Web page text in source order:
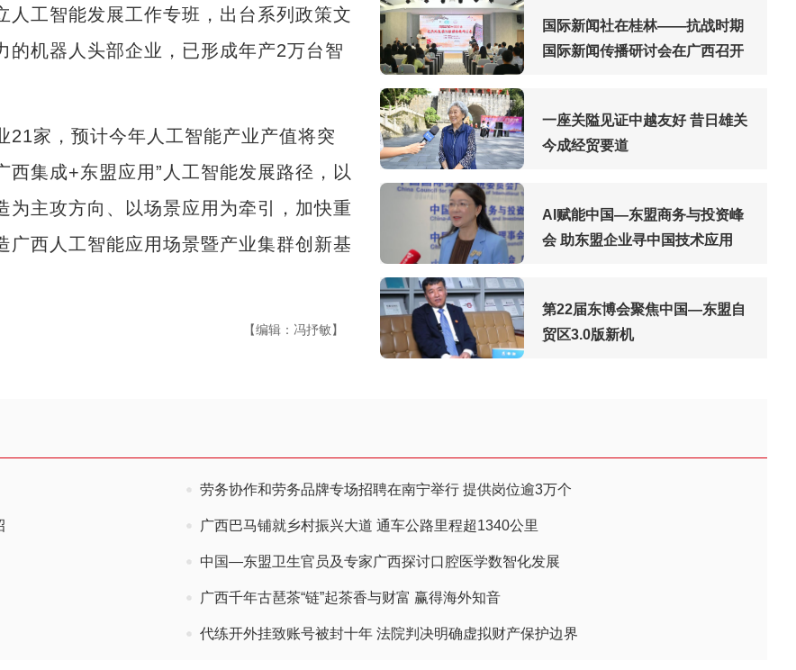
工智能发展工作专班，出台系列政策文
机器人头部企业，已形成年产2万台智
家，预计今年人工智能产业产值将突
集成+东盟应用”人工智能发展路径，以
为主攻方向、以场景应用为牵引，加快重
广西人工智能应用场景暨产业集群创新基
【编辑：冯抒敏】
国际新闻社在桂林——抗战时期
国际新闻传播研讨会在广西召开
一座关隘见证中越友好 昔日雄关
今成经贸要道
AI赋能中国—东盟商务与投资峰
会 助东盟企业寻中国技术应用
第22届东博会聚焦中国—东盟自
贸区3.0版新机
劳务协作和劳务品牌专场招聘在南宁举行 提供岗位逾3万个
广西巴马铺就乡村振兴大道 通车公路里程超1340公里
中国—东盟卫生官员及专家广西探讨口腔医学数智化发展
广西千年古琶茶“链”起茶香与财富 赢得海外知音
代练开外挂致账号被封十年 法院判决明确虚拟财产保护边界